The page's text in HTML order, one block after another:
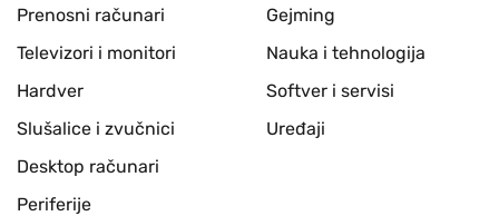
Prenosni računari
Televizori i monitori
Hardver
Slušalice i zvučnici
Desktop računari
Periferije
Gejming
Nauka i tehnologija
Softver i servisi
Uređaji